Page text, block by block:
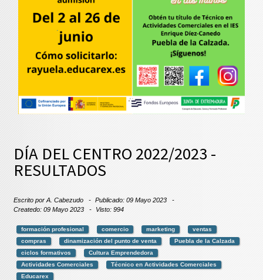
DÍA DEL CENTRO 2022/2023 -
RESULTADOS
Escrito porA. Cabezudo
Publicado: 09 Mayo 2023
Createdo: 09 Mayo 2023
Visto: 994
formación profesional comercio marketing
ventas
compras
dinamización del punto de venta
Puebla de la Calzada
ciclos formativos
Cultura Emprendedora
Actividades Comerciales
Técnico en Actividades Comerciales
Educarex